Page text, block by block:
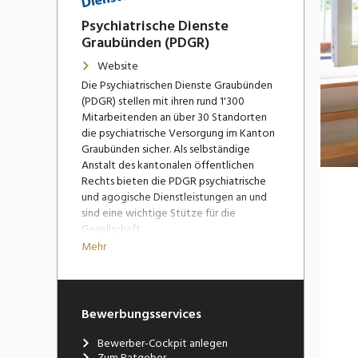
Psychiatrische Dienste
Graubünden (PDGR)
Website
Die Psychiatrischen Dienste Graubünden
(PDGR) stellen mit ihren rund 1'300
Mitarbeitenden an über 30 Standorten
die psychiatrische Versorgung im Kanton
Graubünden sicher. Als selbständige
Anstalt des kantonalen öffentlichen
Rechts bieten die PDGR psychiatrische
und agogische Dienstleistungen an und
sind eine wichtige Stütze für die
Gesellschaft.
Das Behandlungs- und
Krankheitsbilder. Die PDGR führen
stationäre Angebote, Tageskliniken,
ambulante Dienstleistungen, eine
Mehr
Bewerbungsservices
Bewerber-Cockpit anlegen